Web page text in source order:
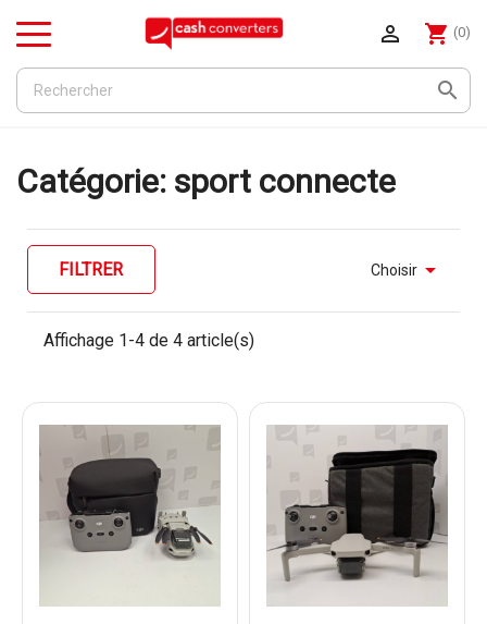

shopping_cart (0)

Menu
Catégorie: sport connecte
FILTRER Choisir
Affichage 1-4 de 4 article(s)